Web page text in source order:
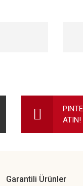
ATIN!
Garantili Ürünler